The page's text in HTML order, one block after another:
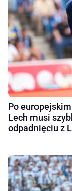
Po
Lech musi
odpadnięciu z